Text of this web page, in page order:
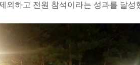
외하고 전원 참석이라는 성과를 달성